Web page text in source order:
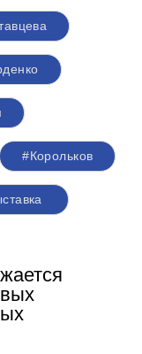
#Корольков